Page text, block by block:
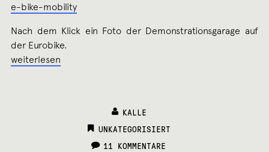
e-bike-mobility
Nach dem Klick ein Foto der Demonstrationsgarage auf
der Eurobike.
Fahrradgarage
weiterlesen
KALLE
CATEGORIES:
UNKATEGORISIERT
11 KOMMENTARE